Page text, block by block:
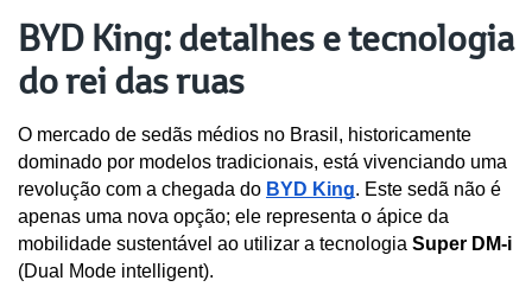
BYD King: detalhes e tecnologia
do rei das ruas
O mercado de sedãs médios no Brasil, historicamente
dominado por modelos tradicionais, está vivenciando uma
revolução com a chegada do BYD King. Este sedã não é
apenas uma nova opção; ele representa o ápice da
mobilidade sustentável ao utilizar a tecnologia Super DM-i
(Dual Mode intelligent).